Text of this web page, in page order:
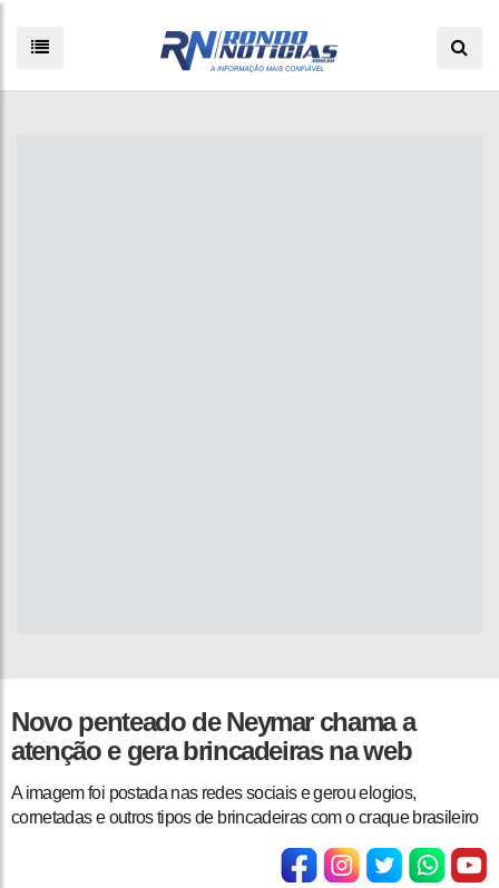
Novo penteado de Neymar chama a
atenção e gera brincadeiras na web
A imagem foi postada nas redes sociais e gerou elogios,
cornetadas e outros tipos de brincadeiras com o craque brasileiro